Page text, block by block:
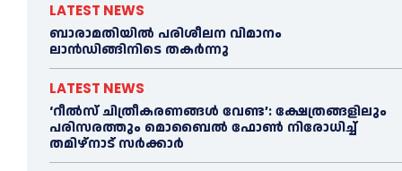
LATEST NEWS
ബാരാമതിയില്‍ പരിശീലന വിമാനം
ലാന്‍ഡിങ്ങിനിടെ തകര്‍ന്നു
LATEST NEWS
‘റീല്‍സ് ചിത്രീകരണങ്ങള്‍ വേണ്ട’: ക്ഷേത്രങ്ങളിലും
പരിസരത്തും മൊബൈല്‍ ഫോണ്‍ നിരോധിച്ച്‌
തമിഴ്നാട് സര്‍ക്കാര്‍